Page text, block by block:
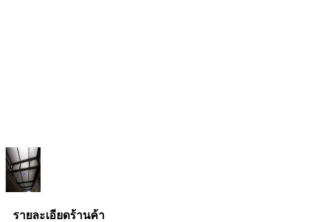
รายละเอียดร้านค้า